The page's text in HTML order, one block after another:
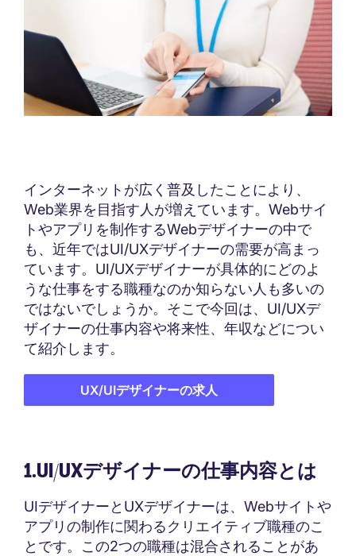
インターネットが広く普及したことにより、
Web業界を目指す人が増えています。Webサイ
トやアプリを制作するWebデザイナーの中で
も、近年ではUI/UXデザイナーの需要が高まっ
ています。UI/UXデザイナーが具体的にどのよ
うな仕事をする職種なのか知らない人も多いの
ではないでしょうか。そこで今回は、UI/UXデ
ザイナーの仕事内容や将来性、年収などについ
て紹介します。
UX/UIデザイナーの求人
1.UI/UXデザイナーの仕事内容とは
UIデザイナーとUXデザイナーは、Webサイトや
アプリの制作に関わるクリエイティブ職種のこ
とです。この2つの職種は混合されることがあ